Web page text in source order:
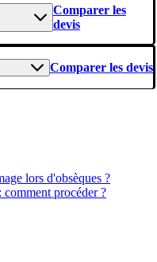
Comparer les
devis
Comparer les devis
lors d'obsèques ?
comment procéder ?